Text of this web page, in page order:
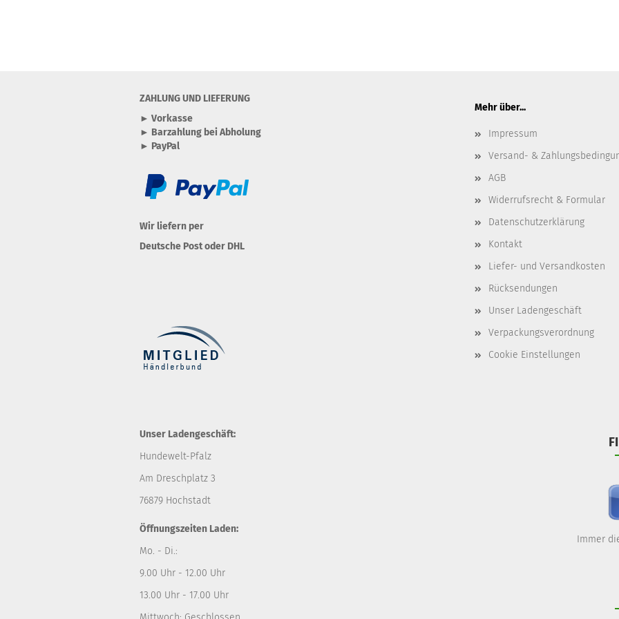
ZAHLUNG UND LIEFERUNG
► Vorkasse
► Barzahlung bei Abholung
► PayPal
Wir liefern per
Deutsche Post oder DHL
Mehr über...
Impressum
Versand- &
AGB
Widerrufsrecht & Formular
Datenschutzerklärung
Kontakt
Liefer- und Versandkosten
Rücksendungen
Unser Ladengeschäft
Verpackungsverordnung
Cookie Einstellungen
Unser Ladengeschäft:
Hundewelt-Pfalz
Am Dreschplatz 3
76879 Hochstadt
Öffnungszeiten Laden:
Mo. - Di.:
9.00 Uhr - 12.00 Uhr
13.00 Uhr - 17.00 Uhr
Immer